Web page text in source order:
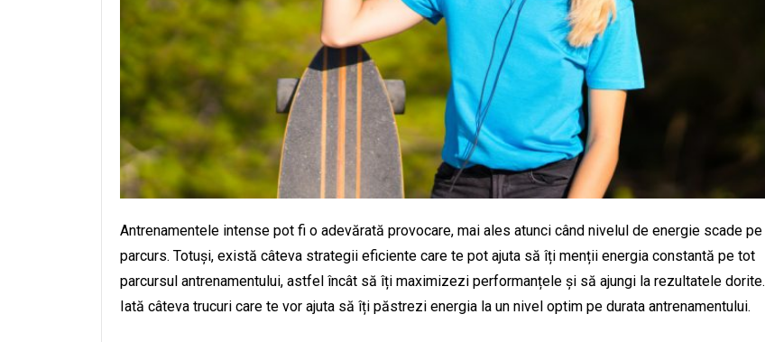
Antrenamentele intense pot fi o adevărată provocare, mai ales atunci când nivelul de energie scade pe
parcurs. Totuși, există câteva strategii eficiente care te pot ajuta să îți menții energia constantă pe tot
parcursul antrenamentului, astfel încât să îți maximizezi performanțele și să ajungi la rezultatele dorite.
Iată câteva trucuri care te vor ajuta să îți păstrezi energia la un nivel optim pe durata antrenamentului.